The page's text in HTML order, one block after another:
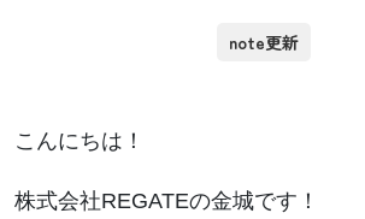
note更新
こんにちは！
株式会社REGATEの金城です！